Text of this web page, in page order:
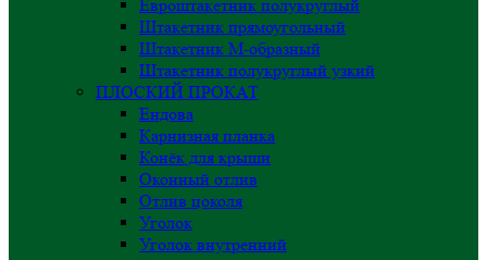
Евроштакетник полукруглый
Штакетник прямоугольный
Штакетник М-образный
Штакетник полукруглый узкий
ПЛОСКИЙ ПРОКАТ
Ендова
Карнизная планка
Конёк для крыши
Оконный отлив
Отлив цоколя
Уголок
Уголок внутренний